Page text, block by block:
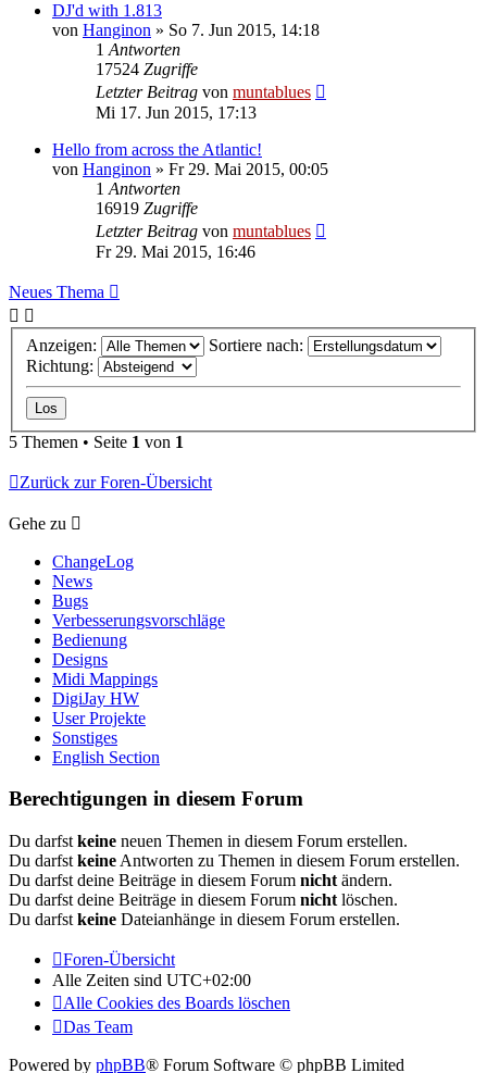
DJ'd with 1.813
von Hanginon » So 7. Jun 2015, 14:18
1 Antworten
17524 Zugriffe
Letzter Beitrag von muntablues
Mi 17. Jun 2015, 17:13
Hello from across the Atlantic!
von Hanginon » Fr 29. Mai 2015, 00:05
1 Antworten
16919 Zugriffe
Letzter Beitrag von muntablues
Fr 29. Mai 2015, 16:46
Neues Thema
Anzeigen:
Sortiere nach:
Richtung:
5 Themen • Seite 1 von 1
Zurück zur Foren-Übersicht
Gehe zu
ChangeLog
News
Bugs
Verbesserungsvorschläge
Bedienung
Designs
Midi Mappings
DigiJay HW
User Projekte
Sonstiges
English Section
Berechtigungen in diesem Forum
Du darfst keine neuen Themen in diesem Forum erstellen.
Du darfst keine Antworten zu Themen in diesem Forum erstellen.
Du darfst deine Beiträge in diesem Forum nicht ändern.
Du darfst deine Beiträge in diesem Forum nicht löschen.
Du darfst keine Dateianhänge in diesem Forum erstellen.
Foren-Übersicht
Alle Zeiten sind UTC+02:00
Alle Cookies des Boards löschen
Das Team
Powered by phpBB® Forum Software © phpBB Limited